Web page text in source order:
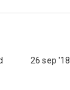
26 sep '18